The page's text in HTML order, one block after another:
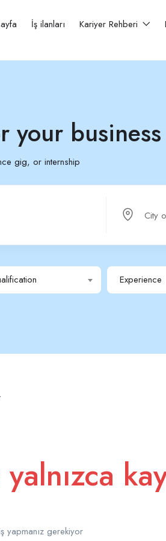
İş ilanları Kariyer Rehberi
your business
gig, or internship
City
Experience
yapmanız gerekiyor